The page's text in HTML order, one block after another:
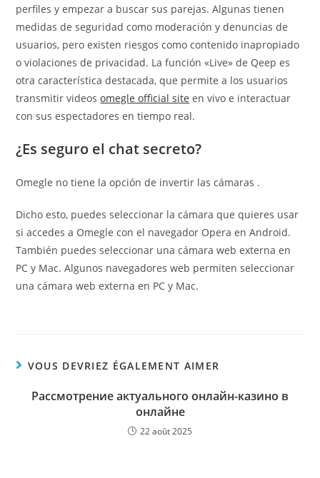
perfiles y empezar a buscar sus parejas. Algunas tienen
medidas de seguridad como moderación y denuncias de
usuarios, pero existen riesgos como contenido inapropiado
o violaciones de privacidad. La función «Live» de Qeep es
otra característica destacada, que permite a los usuarios
transmitir videosomegle official site en vivo e interactuar
con sus espectadores en tiempo real.
¿Es seguro el chat secreto?
Omegle no tiene la opción de invertir las cámaras .
Dicho esto, puedes seleccionar la cámara que quieres usar
si accedes a Omegle con el navegador Opera en Android.
También puedes seleccionar una cámara web externa en
PC y Mac. Algunos navegadores web permiten seleccionar
una cámara web externa en PC y Mac.
VOUS DEVRIEZ ÉGALEMENT AIMER
Рассмотрение актуального онлайн-казино в
онлайне
22 août 2025